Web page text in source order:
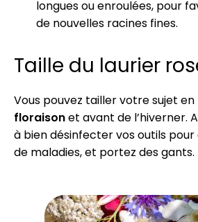
longues ou enroulées, pour
de nouvelles racines fines.
Taille du laurier
Vous pouvez tailler votre sujet
floraisonet avant de l’hiverner.
à bien désinfecter vos outils
de maladies, et portez des gants.